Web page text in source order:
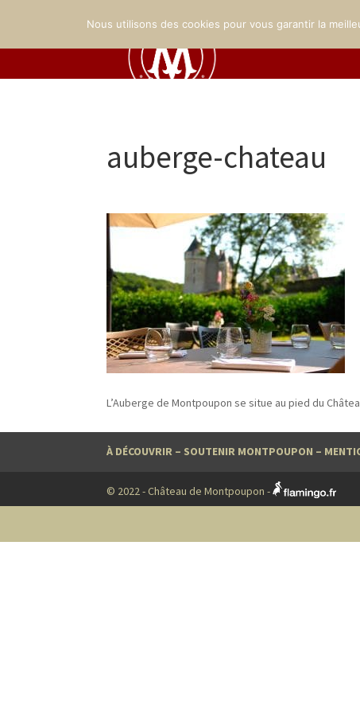
auberge-chateau
L’Auberge de Montpoupon se situe au pied du
À DÉCOUVRIR – SOUTENIR MONTPOUPON –
© 2022 - Château de Montpoupon -
Nous utilisons des cookies pour vous garantir la